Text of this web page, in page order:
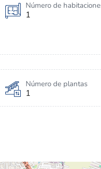
Número de
1
Número de plantas
1